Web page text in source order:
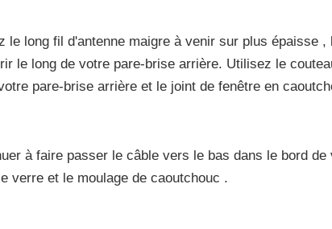
le long fil d'antenne maigre à venir sur plus épaisse
le long de votre pare-brise arrière. Utilisez le
pare-brise arrière et le joint de fenêtre en
à faire passer le câble vers le bas dans le bord
verre et le moulage de caoutchouc .